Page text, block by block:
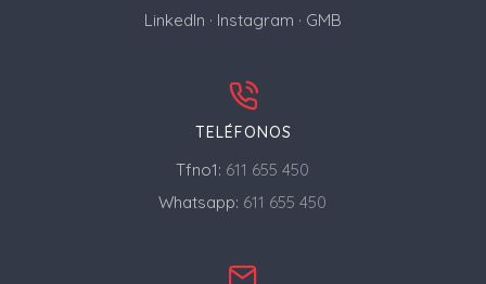
LinkedIn · Instagram · GMB
TELÉFONOS
Tfno1: 611 655 450
Whatsapp: 611 655 450